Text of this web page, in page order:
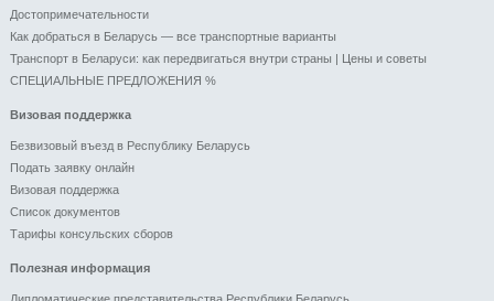
Достопримечательности
Как добраться в Беларусь — все транспортные варианты
Транспорт в Беларуси: как передвигаться внутри страны | Цены и советы
СПЕЦИАЛЬНЫЕ ПРЕДЛОЖЕНИЯ %
Визовая поддержка
Безвизовый въезд в Республику Беларусь
Подать заявку онлайн
Визовая поддержка
Список документов
Тарифы консульских сборов
Полезная информация